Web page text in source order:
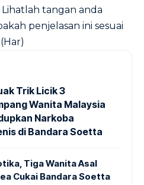
Lihatlah tangan anda
penjelasan ini sesuai
Trik Licik 3
Wanita Malaysia
Narkoba
di Bandara Soetta
Tiga Wanita Asal
Cukai Bandara Soetta